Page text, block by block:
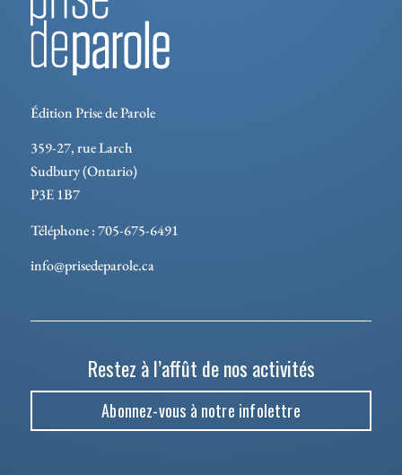
Édition Prise de Parole
359-27, rue Larch
Sudbury (Ontario)
P3E 1B7
Téléphone : 705-675-6491
info@prisedeparole.ca
Restez à l’affût de nos activités
Abonnez-vous à notre infolettre